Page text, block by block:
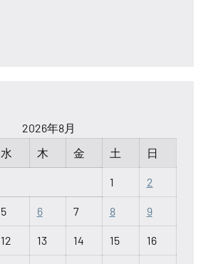
2026年8月
水 木 金 土 日
1 2
5 6 7 8 9
12 13 14 15 16